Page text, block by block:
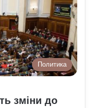
Политика
зміни до